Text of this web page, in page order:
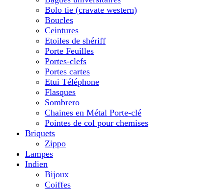
Bolo tie (cravate western)
Boucles
Ceintures
Etoiles de shériff
Porte Feuilles
Portes-clefs
Portes cartes
Etui Téléphone
Flasques
Sombrero
Chaines en Métal Porte-clé
Pointes de col pour chemises
Briquets
Zippo
Lampes
Indien
Bijoux
Coiffes